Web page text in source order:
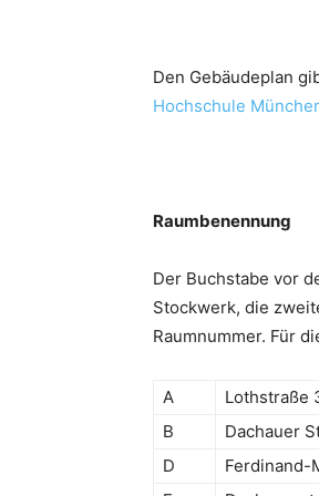
Den Gebäudeplan
Hochschule
Raumbenennung
Der Buchstabe vor
Stockwerk, die
Raumnummer. Für
A
Lothstraße
B
Dachauer
D
Ferdinand-